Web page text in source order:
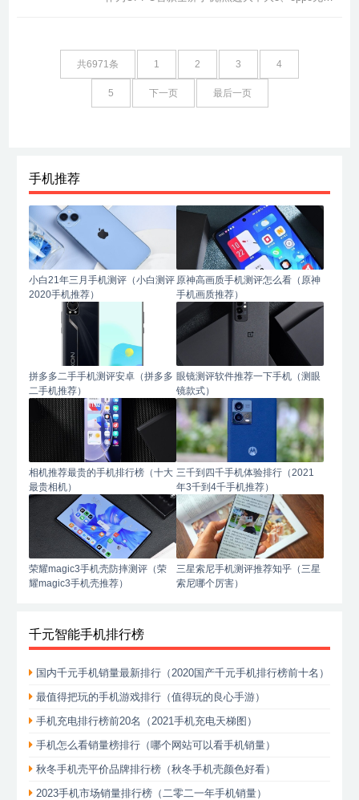
点：OPPO Find X8s的屏幕边框宽度收窄至了惊
人的25毫米，这一数据刷新了机...
共6971条 1 2 3 4
5 下一页 最后一页
手机推荐
小白21年三月手机测评（小白测评
2020手机推荐）
原神高画质手机测评怎么看（原神
手机画质推荐）
拼多多二手手机测评安卓（拼多多
二手机推荐）
眼镜测评软件推荐一下手机（测眼
镜款式）
相机推荐最贵的手机排行榜（十大
最贵相机）
三千到四千手机体验排行（2021
年3千到4千手机推荐）
荣耀magic3手机壳防摔测评（荣
耀magic3手机壳推荐）
三星索尼手机测评推荐知乎（三星
索尼哪个厉害）
千元智能手机排行榜
国内千元手机销量最新排行（2020国产千元手机排行榜前十名）
最值得把玩的手机游戏排行（值得玩的良心手游）
手机充电排行榜前20名（2021手机充电天梯图）
手机怎么看销量榜排行（哪个网站可以看手机销量）
秋冬手机壳平价品牌排行榜（秋冬手机壳颜色好看）
2023手机市场销量排行榜（二零二一年手机销量）